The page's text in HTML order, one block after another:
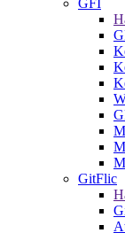
GFI
GitFlic